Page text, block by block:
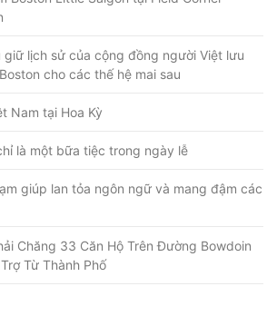
giữ lịch sử của cộng đồng người Việt lưu
cho các thế hệ mai sau
Nam tại Hoa Kỳ
là một bữa tiệc trong ngày lễ
giúp lan tỏa ngôn ngữ và mang đậm các
Chăng 33 Căn Hộ Trên Đường Bowdoin
Từ Thành Phố